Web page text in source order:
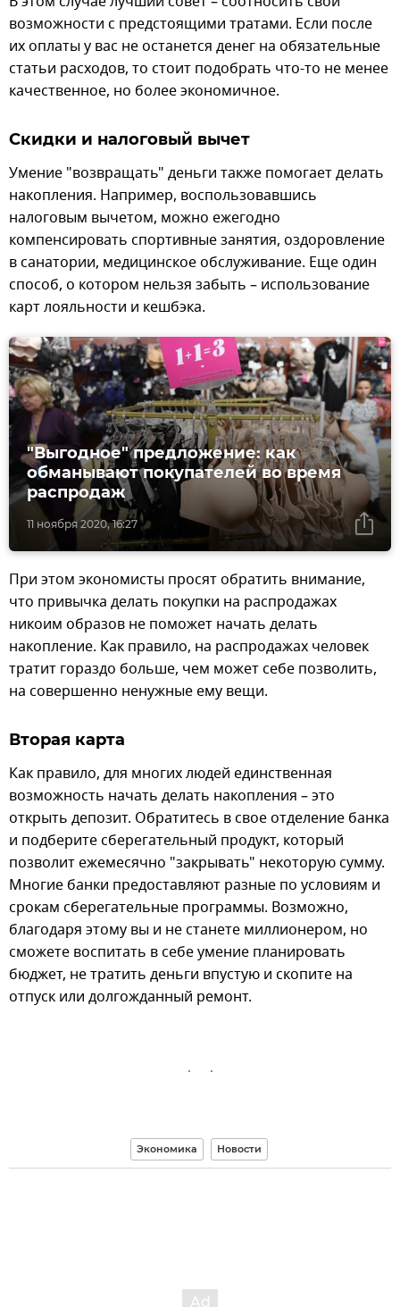
возможности с предстоящими тратами. Если после
их оплаты у вас не останется денег на обязательные
статьи расходов, то стоит подобрать что-то не менее
качественное, но более экономичное.
Скидки и налоговый вычет
Умение "возвращать" деньги также помогает делать
накопления. Например, воспользовавшись
налоговым вычетом, можно ежегодно
компенсировать спортивные занятия, оздоровление
в санатории, медицинское обслуживание. Еще один
способ, о котором нельзя забыть – использование
карт лояльности и кешбэка.
11 ноября 2020, 16:27
"Выгодное" предложение: как
обманывают покупателей во время
распродаж
При этом экономисты просят обратить внимание,
что привычка делать покупки на распродажах
никоим образов не поможет начать делать
накопление. Как правило, на распродажах человек
тратит гораздо больше, чем может себе позволить,
на совершенно ненужные ему вещи.
Вторая карта
Как правило, для многих людей единственная
возможность начать делать накопления – это
открыть депозит. Обратитесь в свое отделение банка
и подберите сберегательный продукт, который
позволит ежемесячно "закрывать" некоторую сумму.
Многие банки предоставляют разные по условиям и
срокам сберегательные программы. Возможно,
благодаря этому вы и не станете миллионером, но
сможете воспитать в себе умение планировать
бюджет, не тратить деньги впустую и скопите на
отпуск или долгожданный ремонт.
Экономика Новости